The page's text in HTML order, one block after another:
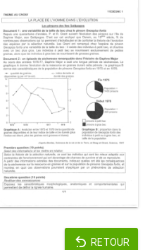
RETOUR